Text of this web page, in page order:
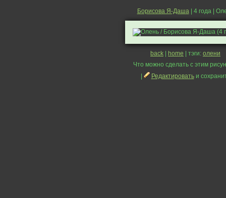
Борисова Я-Даша| 4 года |
back home | тэги: олени
Что можно сделать с этим
Редактироватьи